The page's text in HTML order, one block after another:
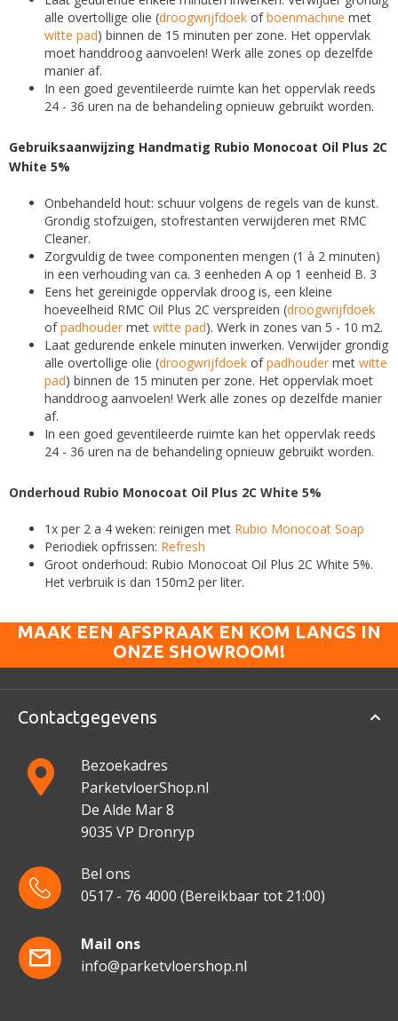
alle overtollige olie (droogwrijfdoek ofboenmachine met
witte pad) binnen de 15 minuten per zone. Het oppervlak
moet handdroog aanvoelen! Werk alle zones op dezelfde
manier af.
In een goed geventileerde ruimte kan het oppervlak reeds
24 - 36 uren na de behandeling opnieuw gebruikt worden.
Gebruiksaanwijzing Handmatig Rubio Monocoat Oil Plus 2C
White 5%
Onbehandeld hout: schuur volgens de regels van de kunst.
Grondig stofzuigen, stofrestanten verwijderen met RMC
Cleaner.
Zorgvuldig de twee componenten mengen (1 à 2 minuten)
in een verhouding van ca. 3 eenheden A op 1 eenheid B. 3
Eens het gereinigde oppervlak droog is, een kleine
hoeveelheid RMC Oil Plus 2C verspreiden (droogwrijfdoek
ofpadhouder met witte pad). Werk in zones van 5 - 10 m2.
Laat gedurende enkele minuten inwerken. Verwijder grondig
alle overtollige olie (droogwrijfdoek ofpadhouder met witte
pad) binnen de 15 minuten per zone. Het oppervlak moet
handdroog aanvoelen! Werk alle zones op dezelfde manier
af.
In een goed geventileerde ruimte kan het oppervlak reeds
24 - 36 uren na de behandeling opnieuw gebruikt worden.
Onderhoud Rubio Monocoat Oil Plus 2C White 5%
1x per 2 a 4 weken: reinigen met Rubio Monocoat Soap
Periodiek opfrissen: Refresh
Groot onderhoud: Rubio Monocoat Oil Plus 2C White 5%.
Het verbruik is dan 150m2 per liter.
MAAK EEN AFSPRAAK EN KOM LANGS IN
ONZE SHOWROOM!
Contactgegevens
Bezoekadres
ParketvloerShop.nl
De Alde Mar 8
9035 VP Dronryp
Bel ons
0517 - 76 4000 (Bereikbaar tot 21:00)
Mail ons
info@parketvloershop.nl